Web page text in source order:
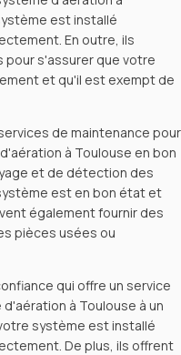
est installé
En outre, ils
s'assurer que votre
et qu'il est exempt de
de maintenance pour
à Toulouse en bon
et de détection des
est en bon état et
également fournir des
pièces usées ou
qui offre un service
à Toulouse à un
système est installé
De plus, ils offrent